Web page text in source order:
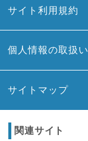
サイト利用規約
個人情報の取扱い
サイトマップ
関連サイト